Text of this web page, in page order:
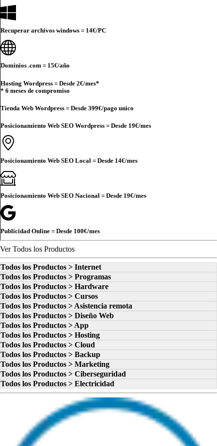
Recuperar archivos windows = 14€/PC
Dominios .com = 15€/año
Hosting Wordpress = Desde 2€/mes*
* 6 meses de compromiso
Tienda Web Wordpress = Desde 399€/pago unico
Posicionamiento Web SEO Wordpress = Desde 19€/mes
Posicionamiento Web SEO Local = Desde 14€/mes
Posicionamiento Web SEO Nacional = Desde 19€/mes
Publicidad Online = Desde 100€/mes
Ver Todos los Productos
Todos los Productos > Internet
Todos los Productos > Programas
Todos los Productos > Hardware
Todos los Productos > Cursos
Todos los Productos > Asistencia remota
Todos los Productos > Diseño Web
Todos los Productos > App
Todos los Productos > Hosting
Todos los Productos > Cloud
Todos los Productos > Backup
Todos los Productos > Marketing
Todos los Productos > Ciberseguridad
Todos los Productos > Electricidad